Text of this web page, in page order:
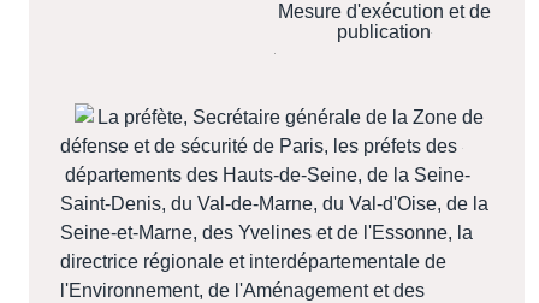
Mesure d'exécution et de
publication
La préfète, Secrétaire générale de la Zone de
défense et de sécurité de Paris, les préfets des
départements des Hauts-de-Seine, de la Seine-
Saint-Denis, du Val-de-Marne, du Val-d'Oise, de la
Seine-et-Marne, des Yvelines et de l'Essonne, la
directrice régionale et interdépartementale de
l'Environnement, de l'Aménagement et des